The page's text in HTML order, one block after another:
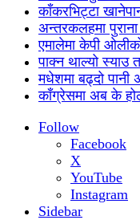
काँकरभिट्टा
अन्तरकलहमा
एमालेमा केपी
पाक्न थाल्यो स्याउ
मधेशमा बढ्दो पानी
काँग्रेसमा अब के
Follow
Facebook
X
YouTube
Instagram
Sidebar